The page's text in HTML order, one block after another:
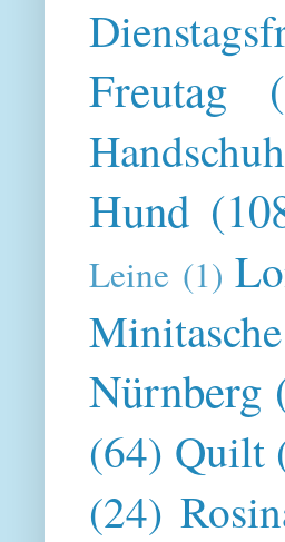
Freutag
Hund
Leine (1)
Minitasche
Nürnberg
(64) Quilt
(24)